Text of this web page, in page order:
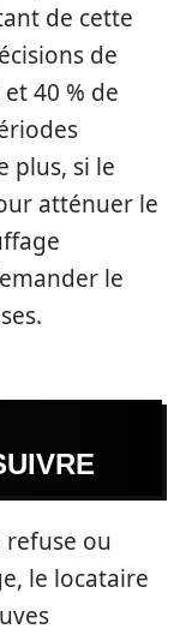
de cette
de
40 % de
plus, si le
atténuer le
le
refuse ou
le locataire